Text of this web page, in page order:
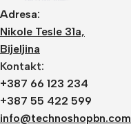
Adresa:
Nikole Tesle 31a,
Bijeljina
Kontakt:
+387 66 123 234
+387 55 422 599
info@technoshopbn.com